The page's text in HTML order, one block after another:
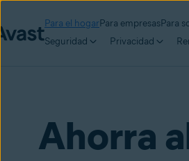
Para el hogarPara empresasPara
Seguridad
Privacidad
Ahorra